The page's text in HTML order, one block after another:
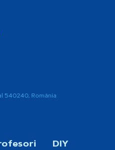
540240, România
DIY